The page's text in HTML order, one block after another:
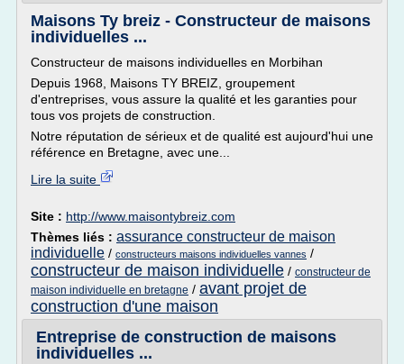
Maisons Ty breiz - Constructeur de maisons
individuelles ...
Constructeur de maisons individuelles en Morbihan
Depuis 1968, Maisons TY BREIZ, groupement
d'entreprises, vous assure la qualité et les garanties pour
tous vos projets de construction.
Notre réputation de sérieux et de qualité est aujourd'hui une
référence en Bretagne, avec une...
Lire la suite
Site : http://www.maisontybreiz.com
Thèmes liés : assurance constructeur de maison
individuelle / constructeurs maisons individuelles vannes /
constructeur de maison individuelle / constructeur de
maison individuelle en bretagne / avant projet de
construction d'une maison
Entreprise de construction de maisons
individuelles ...